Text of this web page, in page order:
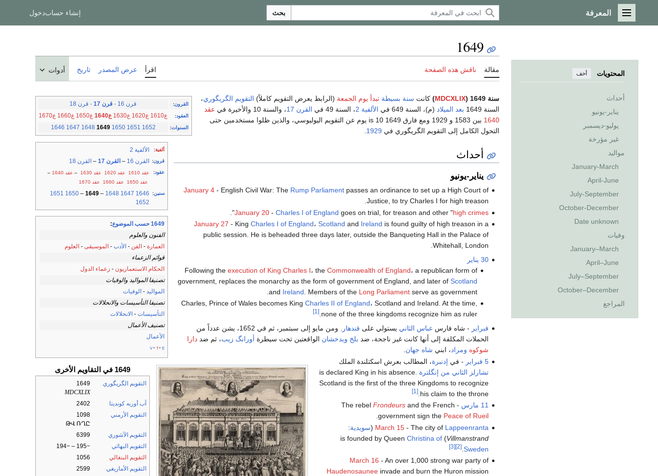
القائمة الرئيسية
المعرفة بحث إنشاء حسابدخول
المحتويات أخف
أحداث
يناير-يونيو
يوليو-ديسمبر
غير مؤرخة
مواليد
January-March
April-June
July-September
October-December
Date unknown
وفيات
January–March
April–June
July–September
October–December
المراجع
1649
مقالة ناقش هذه الصفحة اقرأ عرض المصدر تاريخ أدوات
القرون: قرن 16 · قرن 17 · قرن 18
العقود: ع1610 ع1620 ع1630 ع1640 ع1650 ع1660 ع1670
السنوات:
1646 1647 1648 1649 1650 1651 1652
ألفية: الألفية 2
قرون: القرن 16 – القرن 17 – القرن 18
عقود: عقد 1610 عقد 1620 عقد 1630 – عقد 1640
–
عقد 1650
عقد 1660 عقد 1670
سنين:
1646
1647
1648
–
1649
–
1650
1651
1652
1649 حسب الموضوع
:
الفنون والعلوم
العمارة - الفن - الأدب - الموسيقى - العلوم
قوائم الزعماء
الحكام الاستعماريون - زعماء الدول
تصنيفا المواليد والوفيات
المواليد - الوفيات
تصنيفا التأسيسات والانحلالات
التأسيسات - الانحلالات
تصنيف الأعمال
الأعمال
v t e
1649 في التقاويم الأخرى
التقويم الگريگوري
1649
MDCXLIX
آب أوربه كونديتا
2402
التقويم الأرمني
1098
ԹՎ ՌՂԸ
التقويم الآشوري
6399
التقويم البهائي
−195 – −194
التقويم البنغالي
1056
التقويم الأمازيغي
2599
سنة 1649 ( MDCXLIX
) كانت سنة بسيطة تبدأ يوم الجمعة (الرابط يعرض التقويم كاملاً) التقويم الگريگوري،
السنة 1649
بعد الميلاد (م)، السنة 649 في الألفية 2 ، السنة 49 في القرن 17 ، والسنة 10 والأخيرة في
عقد
1640
بين 1583 و 1929 ومع فارق 1649 is 10 يوم عن التقويم اليوليوسي، والذين ظلوا مستخدمين حتى
التحول الكامل إلى التقويم الگريگوري في 1929
أحداث
يناير-يونيو
January 4- English Civil War: The Rump Parliamentpasses an ordinance to set up a High Court of
Justice, to try Charles I for high treason.
January 20- Charles I of England goes on trial, for treason and other "high crimes
".
January 27 - King Charles I of England، Scotland and Ireland is found guilty of high treason in a
public session. He is beheaded three days later, outside the Banqueting Hall in the Palace of
Whitehall, London.
30 يناير
Following theexecution of King Charles I، theCommonwealth of England، a republican form of
government, replaces the monarchy as the form of government of England, and later ofScotland
and Ireland . Members of the Long Parliament serve as government.
Charles, Prince of Wales becomes KingCharles II of England، Scotland and Ireland. At the time,
none of the three kingdoms recognize him as ruler.
[1]
فبراير - شاه فارس عباس الثاني يستولي على قندهار
. ومن مايو إلى سبتمبر، ثم في 1652، يشن عدداً من
الحملات المكلفة إلى أنها كانت غير ناجحة، ضد بلخ وبدخشان الواقعتين تحت سيطرة أورانگ زيب، ثم ضددارا
شوكوه ومراد، ابني شاه جهان.
5 فبراير
- في إدنبرة، المطالب بعرش اسكتلندة الملك
تشارلز الثاني من إنگلترة is declared King in his absence.
Scotland is the first of the three Kingdoms to recognize
his claim to the throne.
[1]
11 مارس - The rebel
Frondeursand the French
government sign the Peace of Rueil
March 15- The city of Lappeenranta
(سويدية:
Villmanstrand
) is founded by Queen
Christina of
Sweden
.
[2]
[3]
March 16 - An over 1,000 strong war party of
Haudenosauneeinvade and burn the Huron mission